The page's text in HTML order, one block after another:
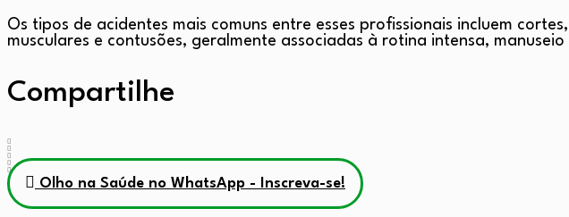
Os tipos de acidentes mais comuns entre esses profissionais incluem
musculares e contusões, geralmente associadas à rotina intensa,
Compartilhe
Olho na Saúde no WhatsApp - Inscreva-se!